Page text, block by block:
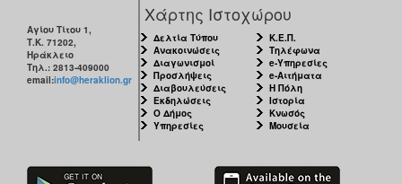
Αγίου Τίτου 1,
Τ.Κ. 71202,
Ηράκλειο
Τηλ.: 2813-409000
email:info@heraklion.gr
Χάρτης Ιστοχώρου
Δελτία Τύπου
Ανακοινώσεις
Διαγωνισμοί
Προσλήψεις
Διαβουλεύσεις
Εκδηλώσεις
Ο Δήμος
Υπηρεσίες
Κ.Ε.Π.
Τηλέφωνα
e-Υπηρεσίες
e-Αιτήματα
Η Πόλη
Ιστορία
Κνωσός
Μουσεία